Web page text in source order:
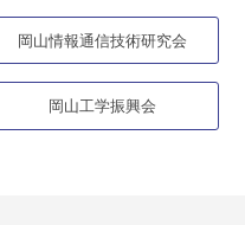
岡山情報通信技術研究会
岡山工学振興会